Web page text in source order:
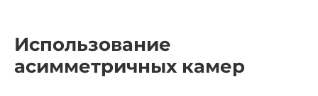
Использование
асимметричных камер